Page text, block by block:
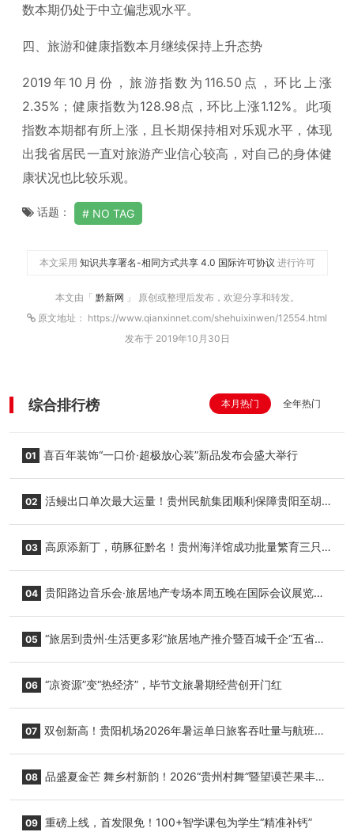
数本期仍处于中立偏悲观水平。
四、旅游和健康指数本月继续保持上升态势
2019年10月份，旅游指数为116.50点，环比上涨
2.35%；健康指数为128.98点，环比上涨1.12%。此项
指数本期都有所上涨，且长期保持相对乐观水平，体现
出我省居民一直对旅游产业信心较高，对自己的身体健
康状况也比较乐观。
话题： NO TAG
本文采用 知识共享署名-相同方式共享 4.0 国际许可协议 进行许可
本文由「 黔新网 」 原创或整理后发布，欢迎分享和转发。
原文地址： https://www.qianxinnet.com/shehuixinwen/12554.html
发布于 2019年10月30日
综合排行榜 本月热门 全年热门
01 喜百年装饰“一口价·超极放心装”新品发布会盛大举行
02 活鳗出口单次最大运量！贵州民航集团顺利保障贵阳至胡
03 高原添新丁，萌豚征黔名！贵州海洋馆成功批量繁育三只
04 贵阳路边音乐会·旅居地产专场本周五晚在国际会议展览中
05 “旅居到贵州·生活更多彩”旅居地产推介暨百城千企“五省
06 “凉资源”变“热经济”，毕节文旅暑期经营创开门红
07 双创新高！贵阳机场2026年暑运单日旅客吞吐量与航班起
08 品盛夏金芒 舞乡村新韵！2026“贵州村舞”暨望谟芒果丰收
09 重磅上线，首发限免！100+智学课包为学生“精准补钙”